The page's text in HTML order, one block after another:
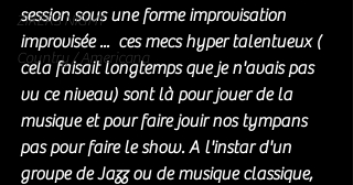
ZIKERS NIGHT
Country / Americana
session sous une forme improvisation
improvisée ...  ces mecs hyper talentueux (
cela faisait longtemps que je n'avais pas
vu ce niveau) sont là pour jouer de la
musique et pour faire jouir nos tympans
pas pour faire le show. A l'instar d'un
groupe de Jazz ou de musique classique,